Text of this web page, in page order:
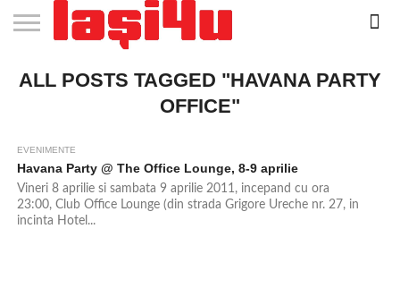
STIRI
APARTAMENTE
NOI IASI
STIRI
IASI
JOBS
IN
FILME
LA
CLUBURI /
DISCOTECI
BARURI /
CAFENELE
SALI DE
FORTA
SALOANE DE
INFRUMUSETARE
AGENTII
DE
RESTAURANTE
IN IASI
PIZZA
IN
PISCINA
IN IASI
FLORARII
RADIO
LIVE
SPALATORII
AUTO
TRACTARI
AUTO
TAXI
IN
CINEMA
TEATRU
HOTELURI
/
TEREN
SPORTIV
TEREN
TENIS
FARMACII
NON
COFFEE-
TO-GO
FIRME DE
PUBLICITATE
RENT
A
ALL POSTS TAGGED "HAVANA PARTY
OFFICE"
EVENIMENTE
Havana Party @ The Office Lounge, 8-9 aprilie
Vineri 8 aprilie si sambata 9 aprilie 2011, incepand cu ora
23:00, Club Office Lounge (din strada Grigore Ureche nr. 27, in
incinta Hotel...